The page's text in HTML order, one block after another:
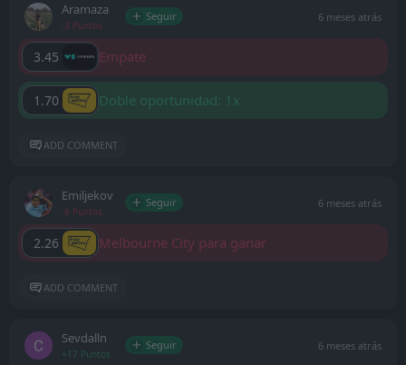
Aramaza
-3 Puntos
Seguir 6 meses atrás
3.45 Empate
1.70 Doble oportunidad: 1x
ADD COMMENT
Emiljekov
-6 Puntos
Seguir 6 meses atrás
2.26 Melbourne City para ganar
ADD COMMENT
Sevdalln
+17 Puntos
Seguir 6 meses atrás